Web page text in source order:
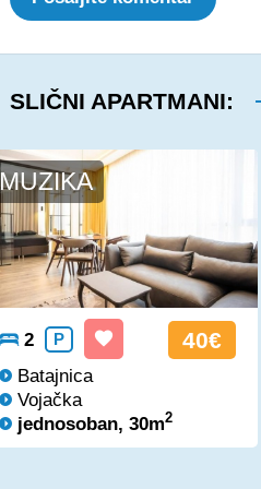
SLIČNI APARTMANI:
MUZIKA
2 P 40€
Batajnica
Vojačka
jednosoban, 30m2